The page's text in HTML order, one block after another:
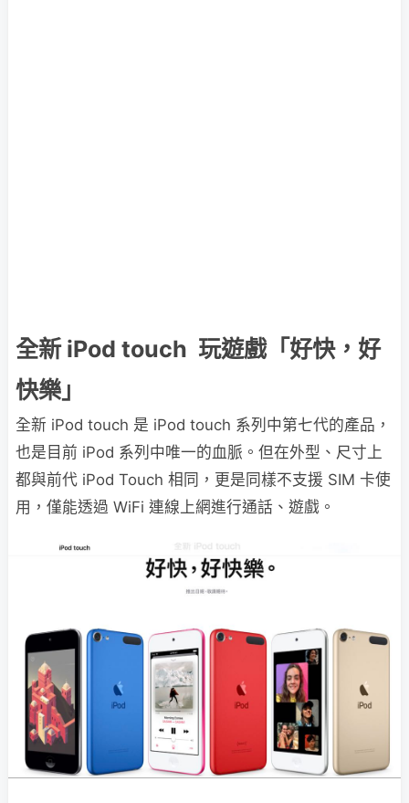
全新 iPod touch 玩遊戲「好快，好
快樂」
全新 iPod touch 是 iPod touch 系列中第七代的產品，
也是目前 iPod 系列中唯一的血脈。但在外型、尺寸上
都與前代 iPod Touch 相同，更是同樣不支援 SIM 卡使
用，僅能透過 WiFi 連線上網進行通話、遊戲。